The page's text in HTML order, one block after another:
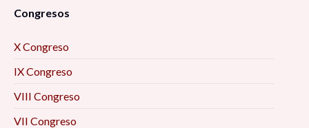
Congresos
X Congreso
IX Congreso
VIII Congreso
VII Congreso